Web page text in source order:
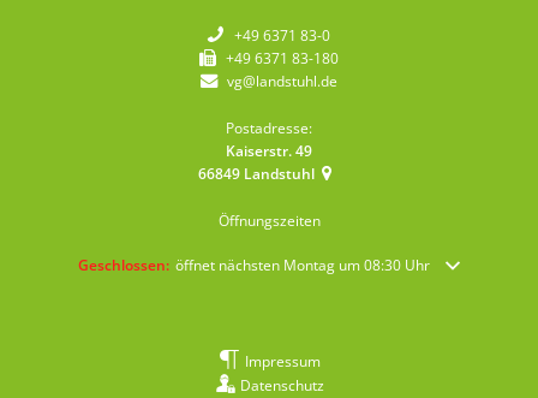
+49 6371 83-0
+49 6371 83-180
vg@landstuhl.de
Postadresse:
Kaiserstr. 49
66849 Landstuhl
Öffnungszeiten
Klicken, um weitere Öffnungs- oder Schließzeiten auszublenden
Geschlossen: öffnet nächsten Montag um 08:30 Uhr
Impressum
Datenschutz